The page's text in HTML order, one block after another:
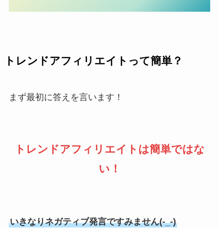
トレンドアフィリエイトって簡単？
まず最初に答えを言います！
トレンドアフィリエイトは簡単ではな
い！
いきなりネガティブ発言ですみません(-_-)